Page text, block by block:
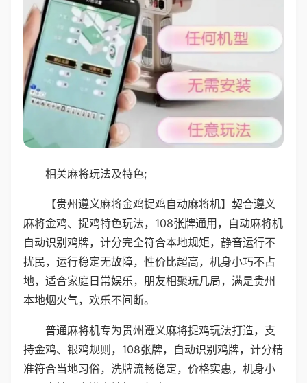
相关麻将玩法及特色;
【贵州遵义麻将金鸡捉鸡自动麻将机】契合遵义
麻将金鸡、捉鸡特色玩法，108张牌通用，自动麻将机
自动识别鸡牌，计分完全符合本地规矩，静音运行不
扰民，运行稳定无故障，性价比超高，机身小巧不占
地，适合家庭日常娱乐，朋友相聚玩几局，满是贵州
本地烟火气，欢乐不间断。
普通麻将机专为贵州遵义麻将捉鸡玩法打造，支
持金鸡、银鸡规则，108张牌，自动识别鸡牌，计分精
准符合当地习俗，洗牌流畅稳定，价格实惠，机身小